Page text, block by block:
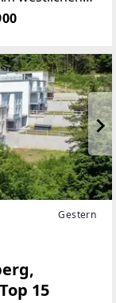
und
Gestern
15